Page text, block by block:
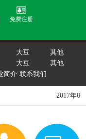
免费注册
大豆
其他
大豆
其他
简介 联系我们
2017年8